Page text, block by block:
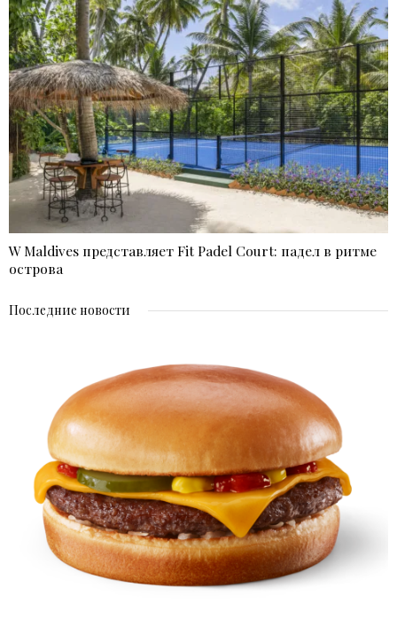
W Maldives представляет Fit Padel Court: падел в ритме
острова
Последние новости